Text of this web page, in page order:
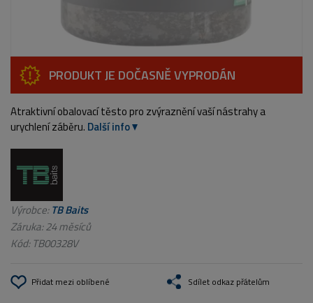
PRODUKT JE DOČASNĚ VYPRODÁN
Atraktivní obalovací těsto pro zvýraznění vaší nástrahy a
urychlení záběru. Další info
Výrobce:TB Baits
Záruka: 24 měsíců
Kód: TB00328V
Přidat mezi oblíbené Sdílet odkaz přátelům